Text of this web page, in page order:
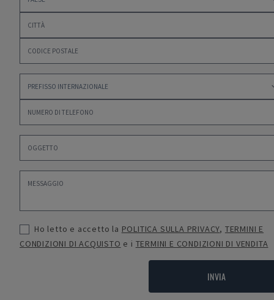
Ho letto e accetto la POLITICA SULLA PRIVACY, TERMINI E
CONDIZIONI DI ACQUISTO e i TERMINI E CONDIZIONI DI VENDITA
INVIA